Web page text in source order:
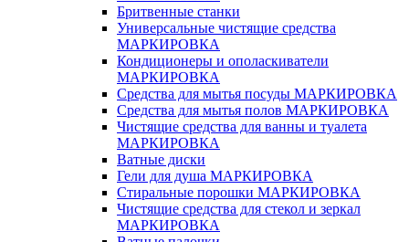
Бритвенные станки
Универсальные чистящие средства
МАРКИРОВКА
Кондиционеры и ополаскиватели
МАРКИРОВКА
Средства для мытья посуды МАРКИРОВКА
Средства для мытья полов МАРКИРОВКА
Чистящие средства для ванны и туалета
МАРКИРОВКА
Ватные диски
Гели для душа МАРКИРОВКА
Стиральные порошки МАРКИРОВКА
Чистящие средства для стекол и зеркал
МАРКИРОВКА